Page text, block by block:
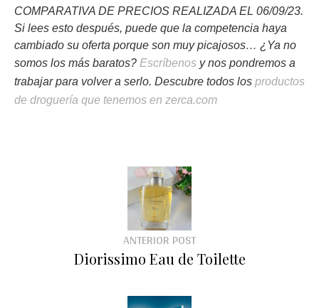
COMPARATIVA DE PRECIOS REALIZADA EL 06/09/23.
Si lees esto después, puede que la competencia haya
cambiado su oferta porque son muy picajosos… ¿Ya no
somos los más baratos? Escríbenos y nos pondremos a
trabajar para volver a serlo. Descubre todos los productos
de droguería que tenemos en zerca.com
ANTERIOR POST
Diorissimo Eau de Toilette